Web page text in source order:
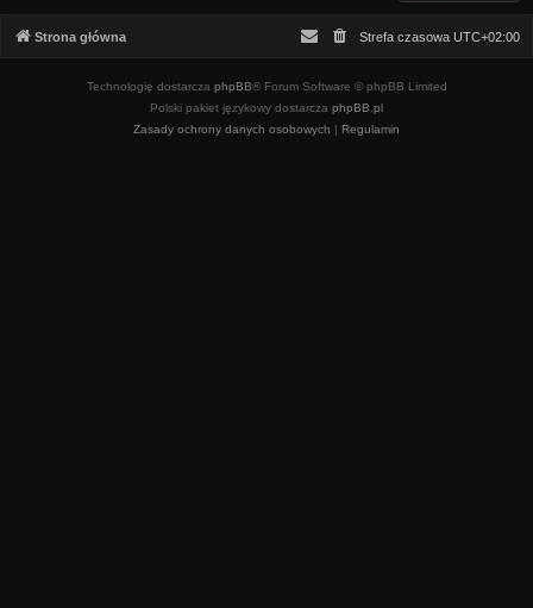
Strona główna Strefa czasowa UTC+02:00
Technologię dostarcza phpBB® Forum Software © phpBB Limited
Polski pakiet językowy dostarcza phpBB.pl
Zasady ochrony danych osobowych | Regulamin